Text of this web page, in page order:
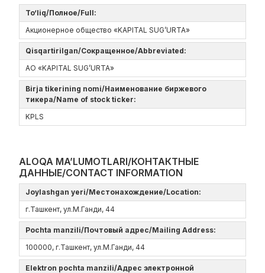
To‘liq/Полное/Full:
Акционерное общество «KAPITAL SUG’URTA»
Qisqartirilgan/Сокращенное/Abbreviated:
АО «KAPITAL SUG’URTA»
Birja tikerining nomi/Наименование биржевого
тикера/Name of stock ticker:
KPLS
ALOQA MA’LUMOTLARI/КОНТАКТНЫЕ
ДАННЫЕ/CONTACT INFORMATION
Joylashgan yeri/Местонахождение/Location:
г.Ташкент, ул.М.Ганди, 44
Pochta manzili/Почтовый адрес/Mailing Address:
100000, г.Ташкент, ул.М.Ганди, 44
Elektron pochta manzili/Адрес электронной